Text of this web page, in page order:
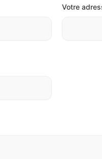
Votre